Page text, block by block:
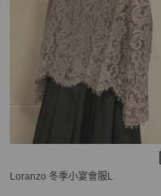
Loranzo 冬季小宴會服L